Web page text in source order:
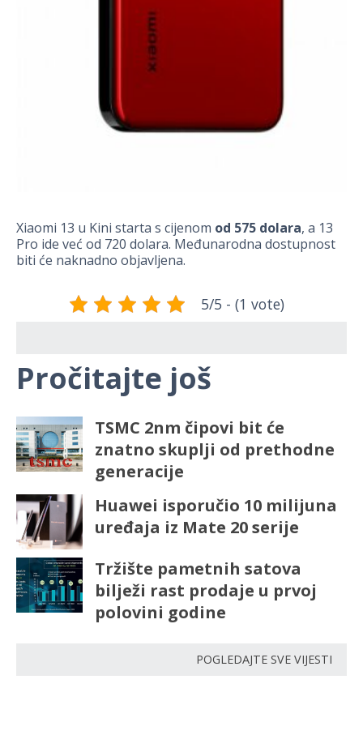
Xiaomi 13 u Kini starta s cijenom od 575 dolara, a 13
Pro ide već od 720 dolara. Međunarodna dostupnost
biti će naknadno objavljena.
5/5 - (1 vote)
Pročitajte još
TSMC 2nm čipovi bit će
znatno skuplji od prethodne
generacije
Huawei isporučio 10 milijuna
uređaja iz Mate 20 serije
Tržište pametnih satova
bilježi rast prodaje u prvoj
polovini godine
POGLEDAJTE SVE VIJESTI